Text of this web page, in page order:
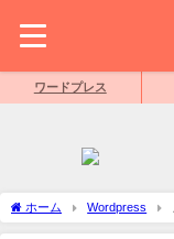
ワードプレス
ホーム Wordpress
【プラグイン＆PHPコード】